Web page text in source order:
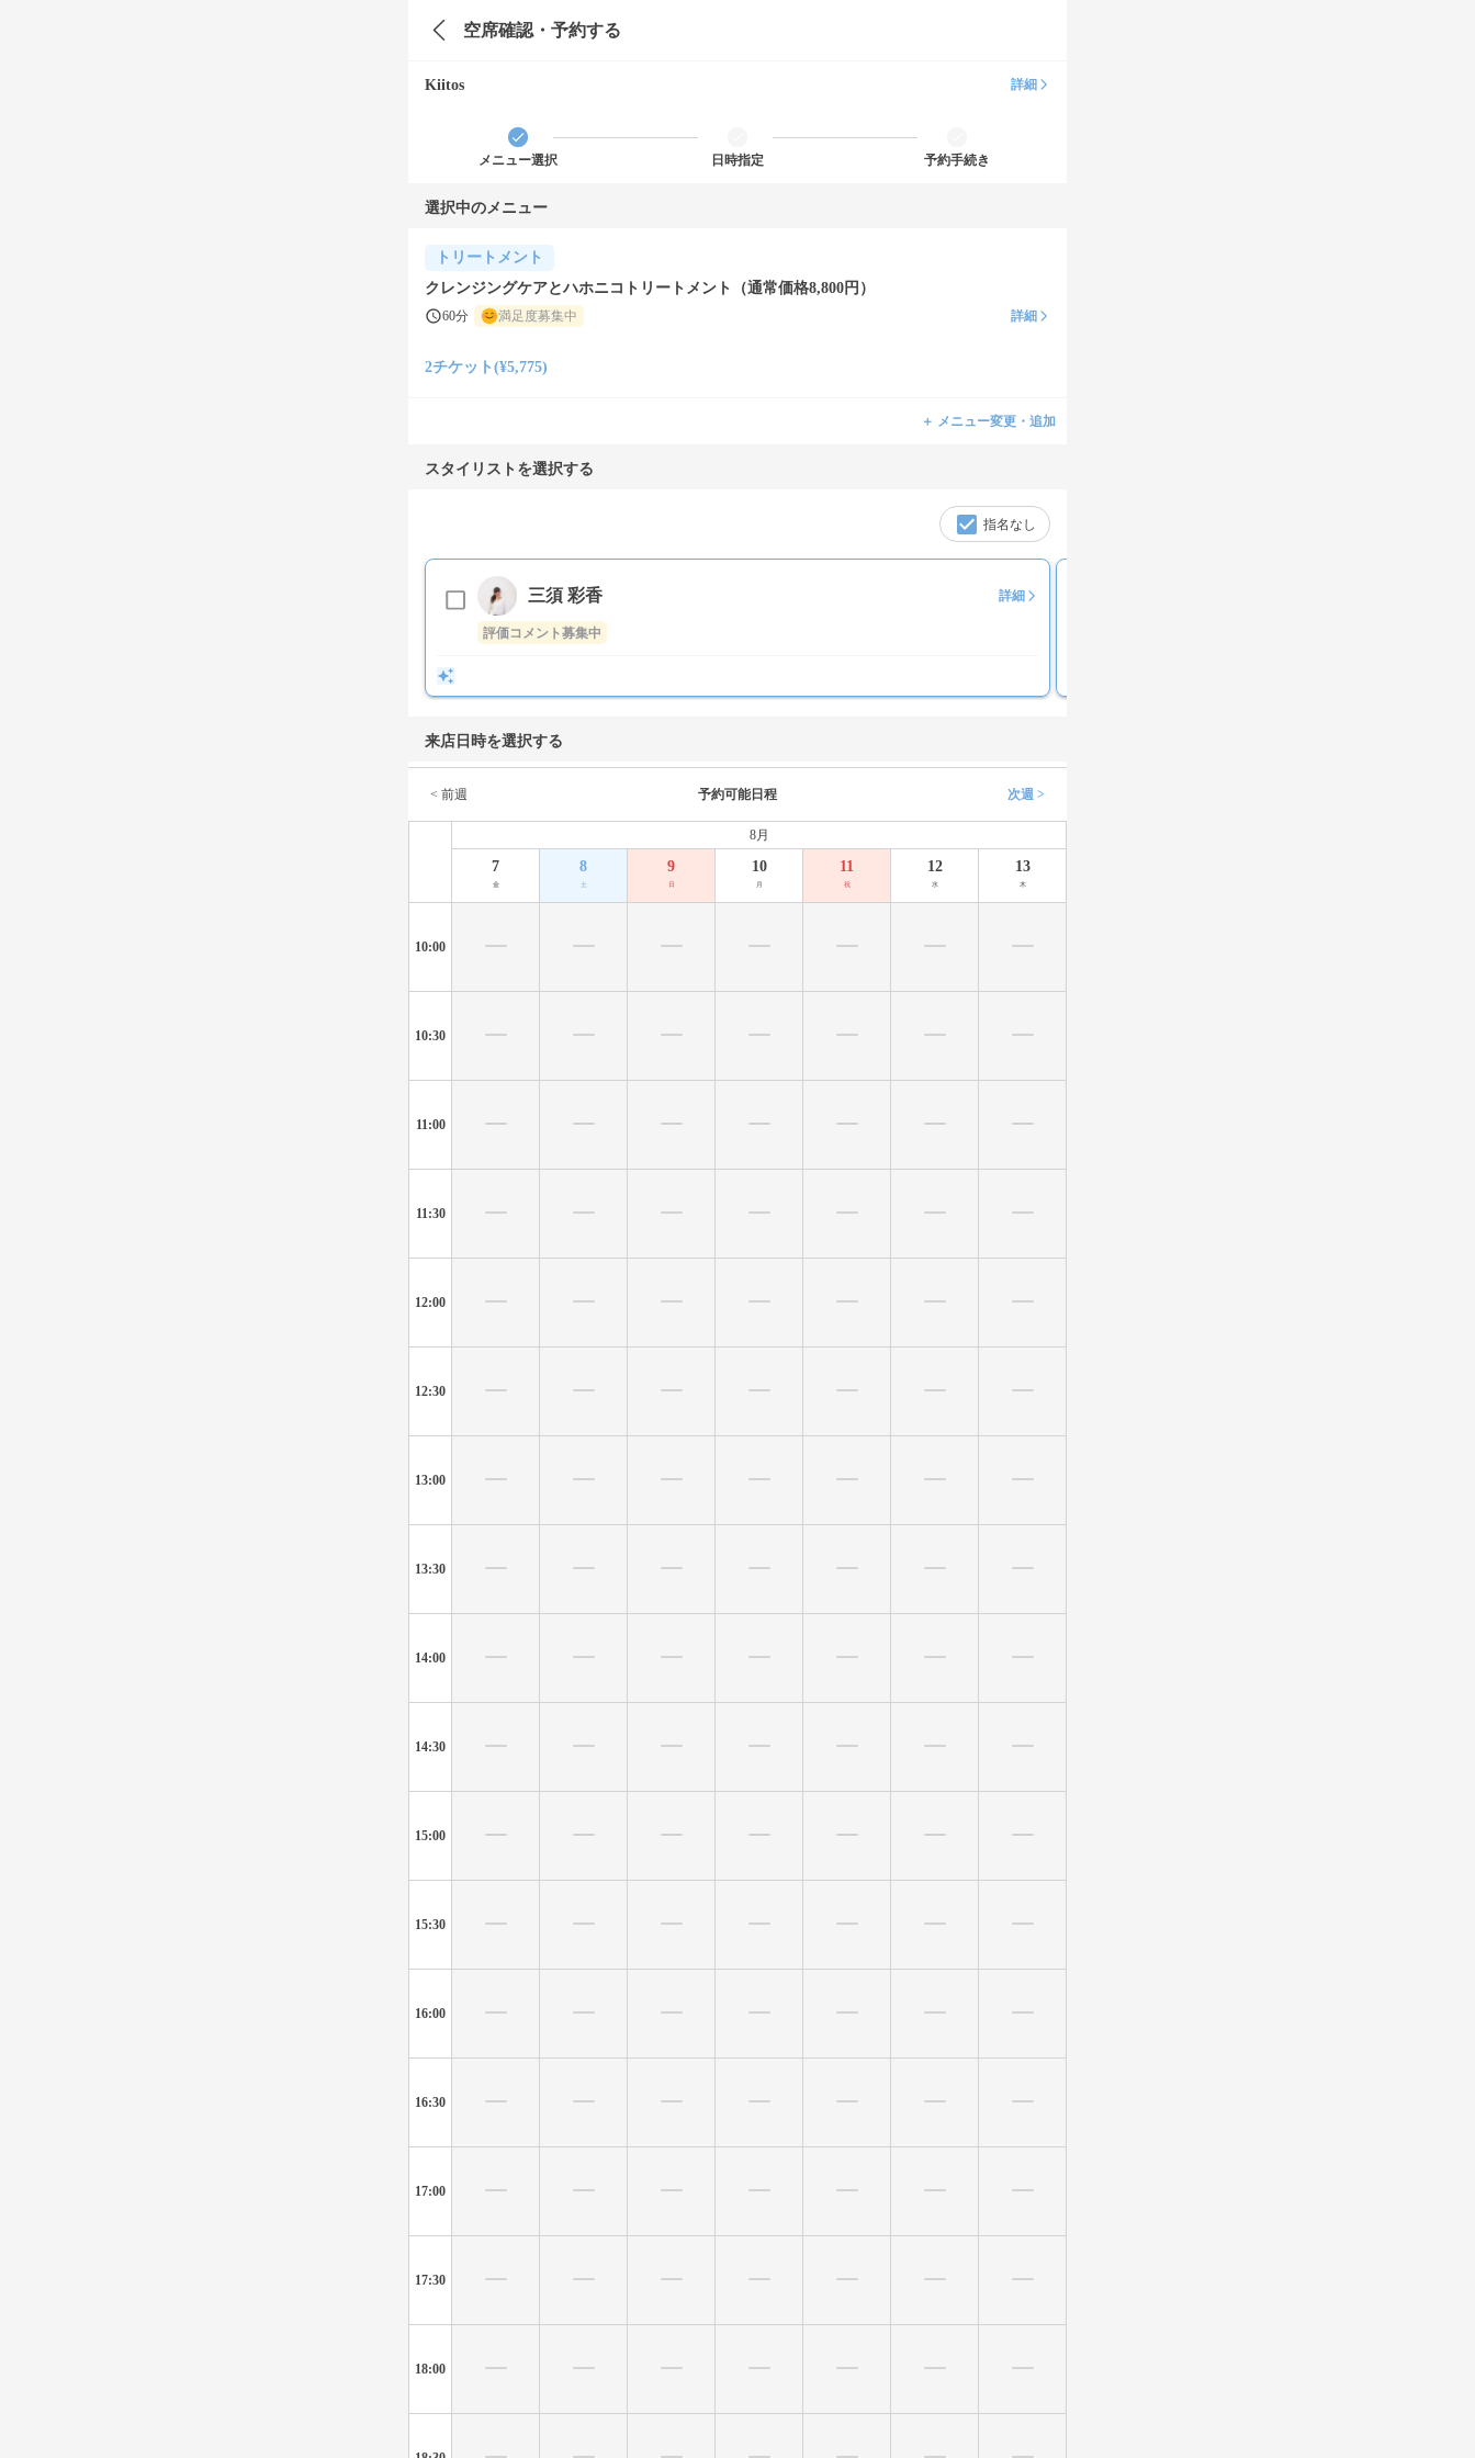
空席確認・予約する
Kiitos 詳細
メニュー選択 日時指定 予約手続き
選択中のメニュー
トリートメント
クレンジングケアとハホニコトリートメント（通常価格8,800円）
60分 満足度募集中 詳細
2チケット(¥5,775)
＋ メニュー変更・追加
スタイリストを選択する
指名なし
三須 彩香 詳細
評価コメント募集中
来店日時を選択する
< 前週 予約可能日程 次週 >
8月
7
金
8
土
9
日
10
月
11
祝
12
水
13
木
10:00
10:30
11:00
11:30
12:00
12:30
13:00
13:30
14:00
14:30
15:00
15:30
16:00
16:30
17:00
17:30
18:00